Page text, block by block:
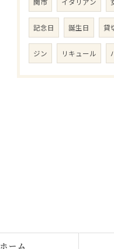
記念日 誕生日 貸
ジン リキュール
ホーム